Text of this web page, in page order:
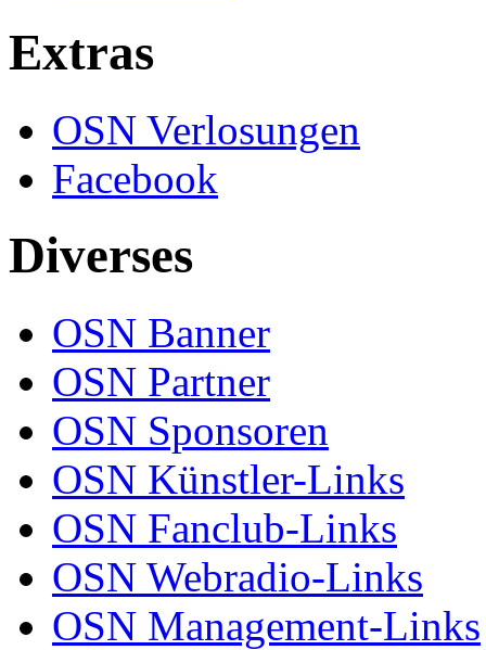
Extras
OSN Verlosungen
Facebook
Diverses
OSN Banner
OSN Partner
OSN Sponsoren
OSN Künstler-Links
OSN Fanclub-Links
OSN Webradio-Links
OSN Management-Links